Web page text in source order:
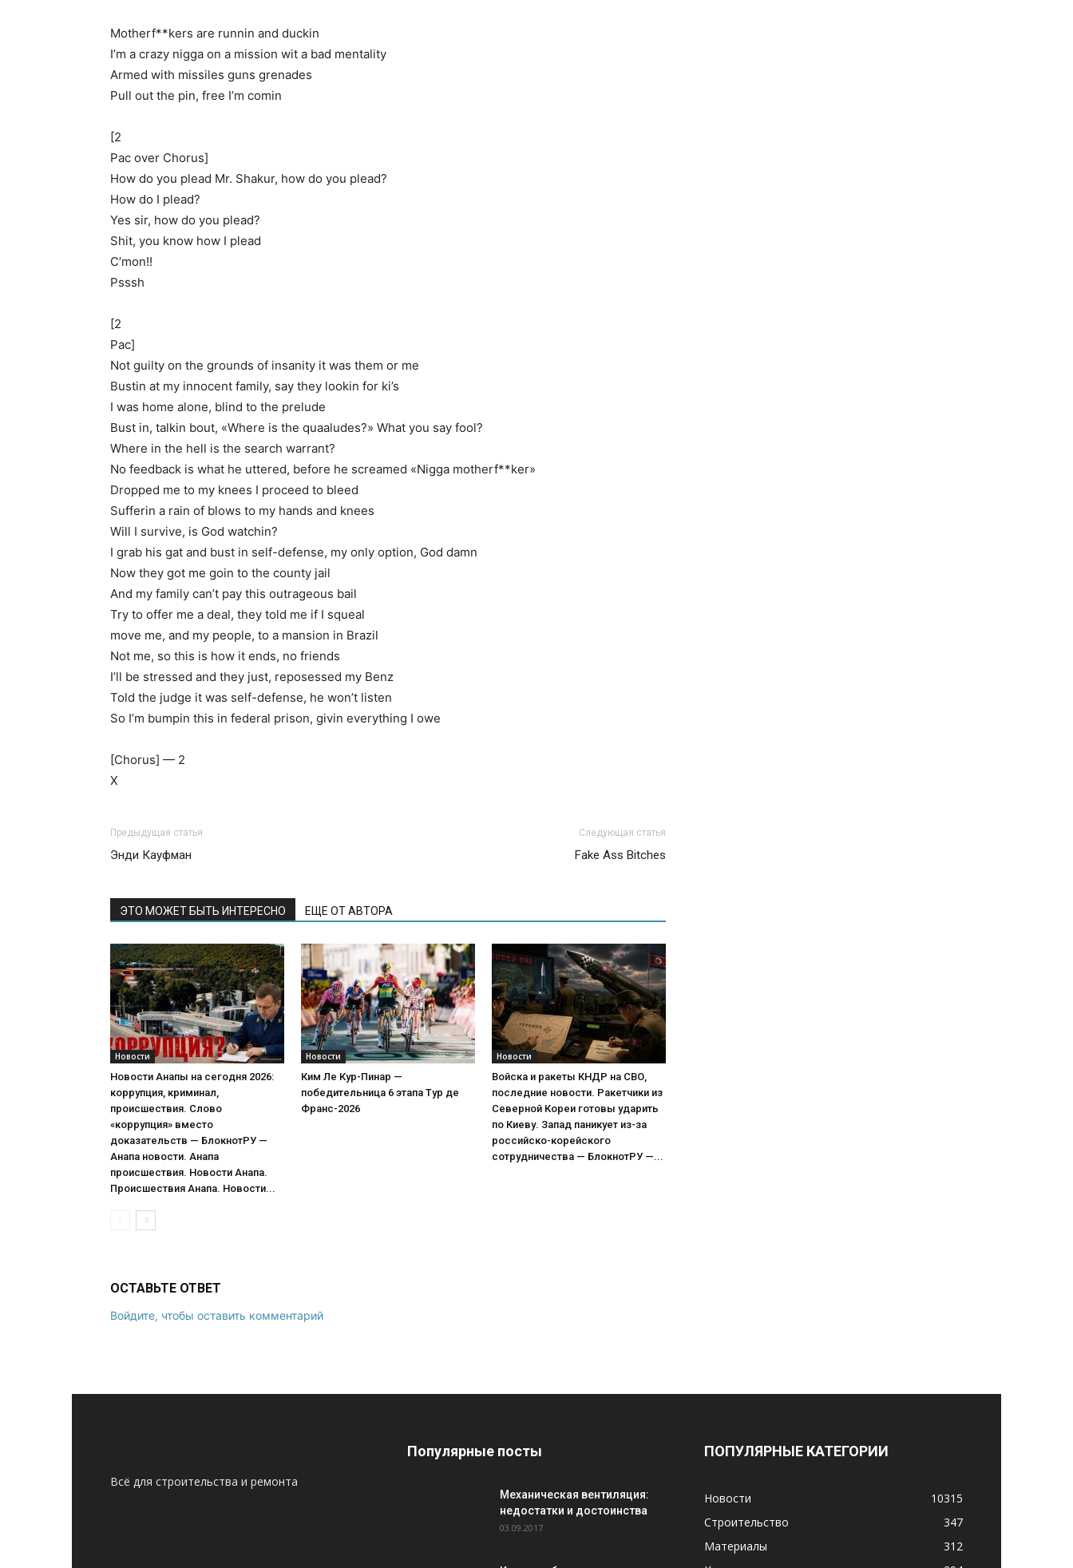
Motherf**kers are runnin and duckin
I’m a crazy nigga on a mission wit a bad mentality
Armed with missiles guns grenades
Pull out the pin, free I’m comin
[2
Pac over Chorus]
How do you plead Mr. Shakur, how do you plead?
How do I plead?
Yes sir, how do you plead?
Shit, you know how I plead
C’mon!!
Psssh
[2
Pac]
Not guilty on the grounds of insanity it was them or me
Bustin at my innocent family, say they lookin for ki’s
I was home alone, blind to the prelude
Bust in, talkin bout, «Where is the quaaludes?» What you say fool?
Where in the hell is the search warrant?
No feedback is what he uttered, before he screamed «Nigga motherf**ker»
Dropped me to my knees I proceed to bleed
Sufferin a rain of blows to my hands and knees
Will I survive, is God watchin?
I grab his gat and bust in self-defense, my only option, God damn
Now they got me goin to the county jail
And my family can’t pay this outrageous bail
Try to offer me a deal, they told me if I squeal
move me, and my people, to a mansion in Brazil
Not me, so this is how it ends, no friends
I’ll be stressed and they just, reposessed my Benz
Told the judge it was self-defense, he won’t listen
So I’m bumpin this in federal prison, givin everything I owe
[Chorus] — 2
X
Предыдущая статья
Энди Кауфман
Следующая статья
Fake Ass Bitches
ЭТО МОЖЕТ БЫТЬ ИНТЕРЕСНО ЕЩЕ ОТ АВТОРА
Новости
Новости Анапы на сегодня 2026:
коррупция, криминал,
происшествия. Слово
«коррупция» вместо
доказательств — БлокнотРУ —
Анапа новости. Анапа
происшествия. Новости Анапа.
Происшествия Анапа. Новости...
Новости
Ким Ле Кур-Пинар —
победительница 6 этапа Тур де
Франс-2026
Новости
Войска и ракеты КНДР на СВО,
последние новости. Ракетчики из
Северной Кореи готовы ударить
по Киеву. Запад паникует из-за
российско-корейского
сотрудничества — БлокнотРУ —...
ОСТАВЬТЕ ОТВЕТ
Войдите, чтобы оставить комментарий
Всё для строительства и ремонта
Популярные посты
Механическая вентиляция:
недостатки и достоинства
03.09.2017
ПОПУЛЯРНЫЕ КАТЕГОРИИ
Новости
10315
Строительство
347
Материалы
312